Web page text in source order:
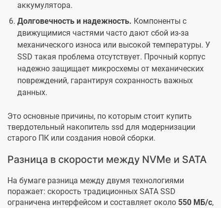
аккумулятора.
Долговечность и надежность. Компоненты с
движущимися частями часто дают сбой из-за
механического износа или высокой температуры. У
SSD такая проблема отсутствует. Прочный корпус
надежно защищает микросхемы от механических
повреждений, гарантируя сохранность важных
данных.
Это основные причины, по которым стоит купить
твердотельный накопитель ssd для модернизации
старого ПК или создания новой сборки.
Разница в скорости между NVMe и SATA
На бумаге разница между двумя технологиями
поражает: скорость традиционных SATA SSD
ограничена интерфейсом и составляет около 550 МБ/с,